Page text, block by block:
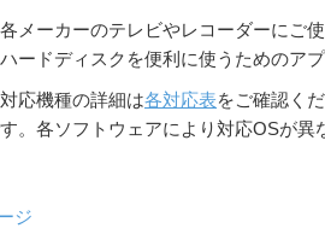
メーカーのテレビやレコーダーにご
ードディスクを便利に使うためのア
応機種の詳細は各対応表をご確認くだ
。各ソフトウェアにより対応OSが異
ジ